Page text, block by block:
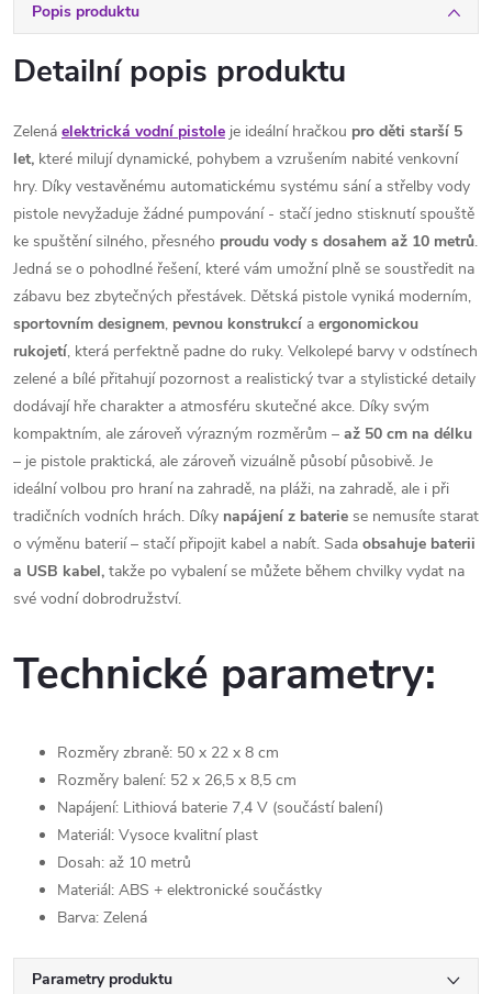
Popis produktu
Detailní popis produktu
Zelená elektrická vodní pistole je ideální hračkou pro děti starší 5
let, které milují dynamické, pohybem a vzrušením nabité venkovní
hry. Díky vestavěnému automatickému systému sání a střelby vody
pistole nevyžaduje žádné pumpování - stačí jedno stisknutí spouště
ke spuštění silného, ​​přesného proudu vody s dosahem až 10 metrů.
Jedná se o pohodlné řešení, které vám umožní plně se soustředit na
zábavu bez zbytečných přestávek. Dětská pistole vyniká moderním,
sportovním designem, pevnou konstrukcí a ergonomickou
rukojetí, která perfektně padne do ruky. Velkolepé barvy v odstínech
zelené a bílé přitahují pozornost a realistický tvar a stylistické detaily
dodávají hře charakter a atmosféru skutečné akce. Díky svým
kompaktním, ale zároveň výrazným rozměrům – až 50 cm na délku
– je pistole praktická, ale zároveň vizuálně působí působivě. Je
ideální volbou pro hraní na zahradě, na pláži, na zahradě, ale i při
tradičních vodních hrách. Díky napájení z baterie se nemusíte starat
o výměnu baterií – stačí připojit kabel a nabít. Sada obsahuje baterii
a USB kabel, takže po vybalení se můžete během chvilky vydat na
své vodní dobrodružství.
Technické parametry:
Rozměry zbraně: 50 x 22 x 8 cm
Rozměry balení: 52 x 26,5 x 8,5 cm
Napájení: Lithiová baterie 7,4 V (součástí balení)
Materiál: Vysoce kvalitní plast
Dosah: až 10 metrů
Materiál: ABS + elektronické součástky
Barva: Zelená
Parametry produktu